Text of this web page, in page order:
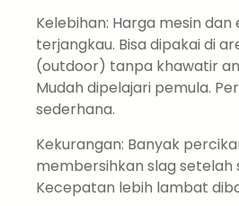
Kelebihan: Harga mesin
terjangkau. Bisa dipakai di
(outdoor) tanpa khawatir
Mudah dipelajari pemula.
sederhana.
Kekurangan: Banyak
membersihkan slag setelah
Kecepatan lebih lambat